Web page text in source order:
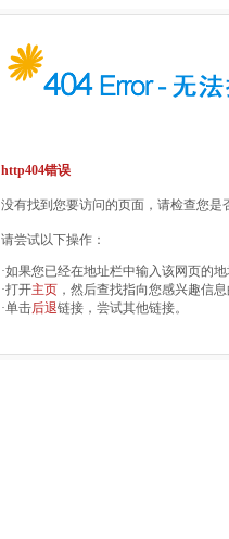
http404错误
没有找到您要访问的页面，请检查您是
请尝试以下操作：
·如果您已经在地址栏中输入该网页的
·打开主页 ，然后查找指向您感兴趣信息
·单击后退链接，尝试其他链接。